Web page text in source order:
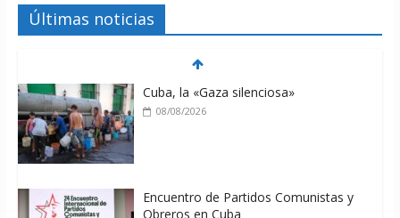
Últimas noticias
Cuba, la «Gaza silenciosa»
08/08/2026
Encuentro de Partidos Comunistas y
Obreros en Cuba